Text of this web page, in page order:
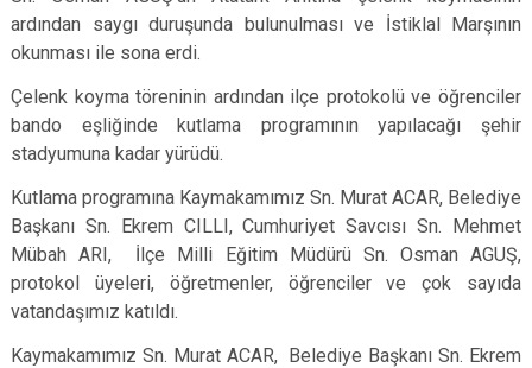
ardından saygı duruşunda bulunulması ve İstiklal Marşının
okunması ile sona erdi.
Çelenk koyma töreninin ardından ilçe protokolü ve öğrenciler
bando eşliğinde kutlama programının yapılacağı şehir
stadyumuna kadar yürüdü.
Kutlama programına Kaymakamımız Sn. Murat ACAR, Belediye
Başkanı Sn. Ekrem CILLI, Cumhuriyet Savcısı Sn. Mehmet
Mübah ARI, İlçe Milli Eğitim Müdürü Sn. Osman AGUŞ,
protokol üyeleri, öğretmenler, öğrenciler ve çok sayıda
vatandaşımız katıldı.
Kaymakamımız Sn. Murat ACAR, Belediye Başkanı Sn. Ekrem